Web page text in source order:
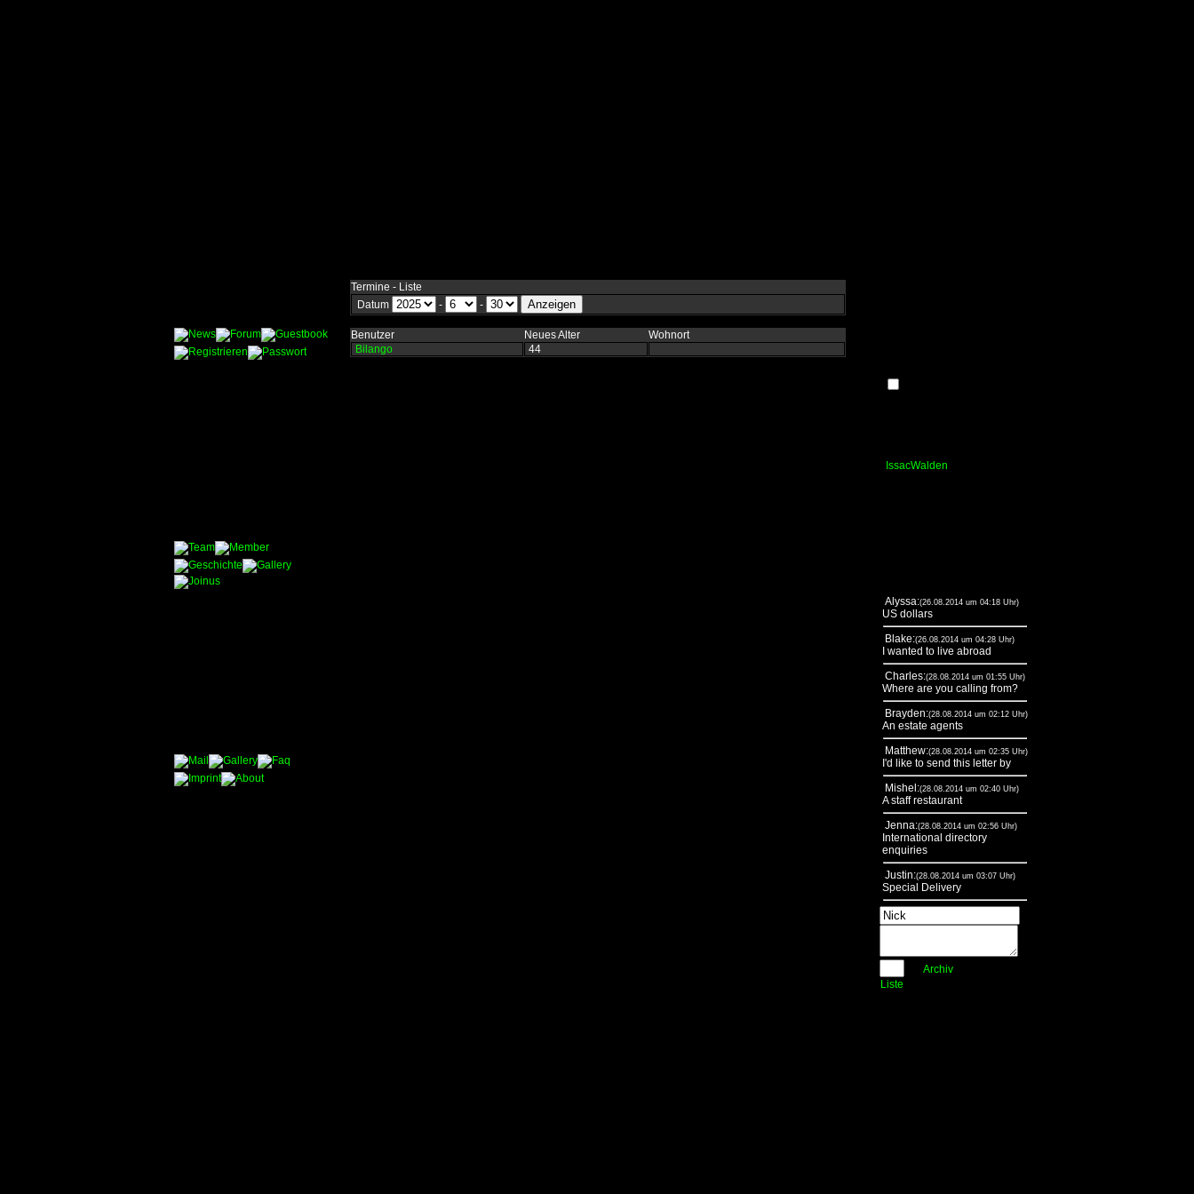
Termine - Liste
Datum
- -
Benutzer Neues Alter
Wohnort
Bilango
44
IssacWalden
Alyssa:(26.08.2014 um 04:18 Uhr)
US dollars
Blake:(26.08.2014 um 04:28 Uhr)
I wanted to live abroad
Charles:(28.08.2014 um 01:55 Uhr)
Where are you calling from?
Brayden:(28.08.2014 um 02:12 Uhr)
An estate agents
Matthew:(28.08.2014 um 02:35 Uhr)
I'd like to send this letter by
Mishel:(28.08.2014 um 02:40 Uhr)
A staff restaurant
Jenna:(28.08.2014 um 02:56 Uhr)
International directory
enquiries
Justin:(28.08.2014 um 03:07 Uhr)
Special Delivery
Archiv
Liste